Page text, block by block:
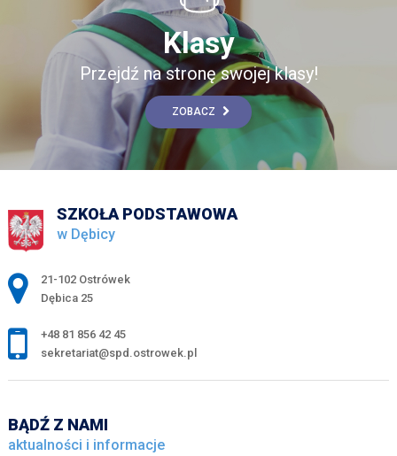
Klasy
Przejdź na stronę swojej klasy!
ZOBACZ
SZKOŁA PODSTAWOWA
w Dębicy
Adres pocztowy:
21-102 Ostrówek
Dębica 25
+48 81 856 42 45
sekretariat@spd.ostrowek.pl
BĄDŹ Z NAMI
aktualności i informacje